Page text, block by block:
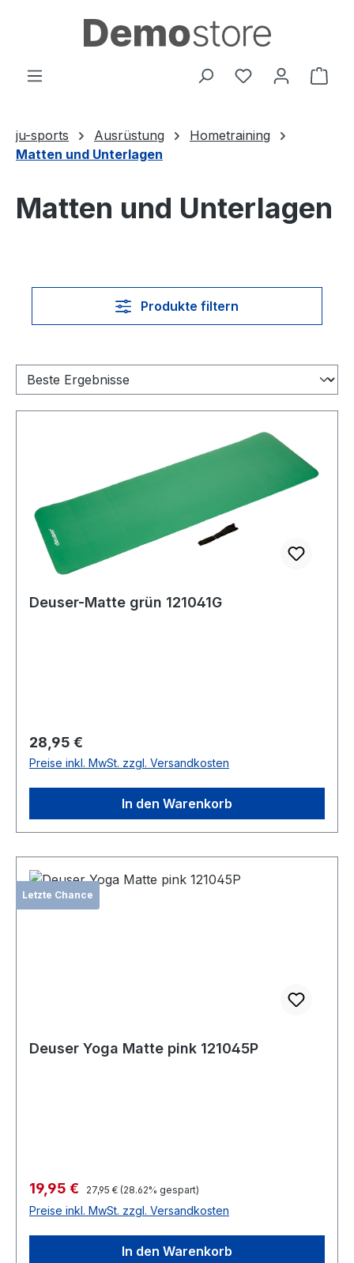
Zum Hauptinhalt springen
Du hast 0
ju-sports Ausrüstung
Hometraining
Matten und Unterlagen
Matten und Unterlagen
Produkte filtern
Deuser-Matte grün 121041G
Regulärer Preis:
28,95 €
Preise inkl. MwSt. zzgl. Versandkosten
In den Warenkorb
Letzte Chance
Deuser Yoga Matte pink 121045P
Verkaufspreis:
19,95 € Regulärer Preis:
27,95 € (28.62% gespart)
Preise inkl. MwSt. zzgl. Versandkosten
In den Warenkorb